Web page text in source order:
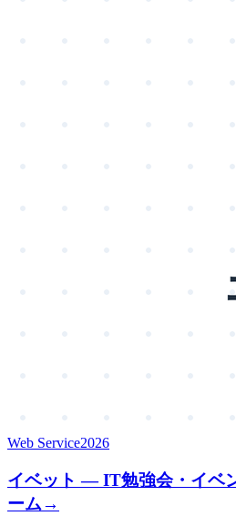
Web Service2026
イベット — IT勉強会・イベ
ーム→